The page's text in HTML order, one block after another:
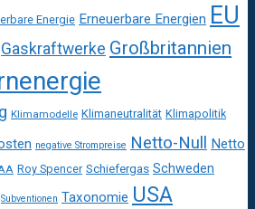
Energie Erneuerbare Energien EU
Gaskraftwerke Großbritannien
Klimamodelle Klimaneutralität Klimapolitik
negative Strompreise Netto-Null
Netto
Roy Spencer Schiefergas Schweden
Subventionen Taxonomie USA